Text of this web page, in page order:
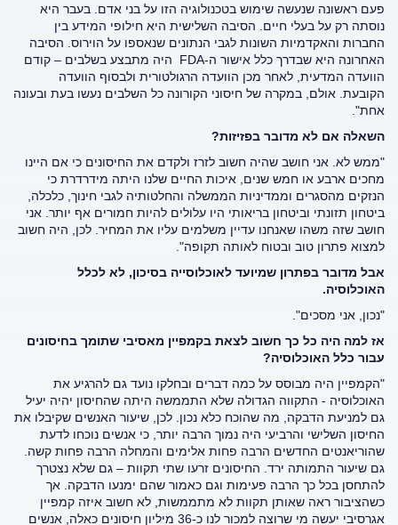
פעם ראשונה שנעשה שימוש בטכנולוגיה הזו על בני אדם. בעבר היא
נוסתה רק על בעלי חיים. הסיבה השלישית היא חילופי המידע בין
החברות והאקדמיות השונות לגבי הנתונים שנאספו על הוירוס. הסיבה
האחרונה היא שבדרך כלל אישור ה-FDA היה מתבצע בשלבים – קודם
הוועדה המדעית, לאחר מכן הוועדה הרגולטורית ולבסוף הוועדה
הקובעת. אולם, במקרה של חיסוני הקורונה כל השלבים נעשו בעת ובעונה
אחת".
השאלה אם לא מדובר בפזיזות?
"ממש לא. אני חושב שהיה חשוב לזרז ולקדם את החיסונים כי אם היינו
מחכים ארבע או חמש שנים, איכות החיים שלנו היתה מידרדרת כי
הנזקים מהסגרים וממדיניות הממשלה והחלטותיה לגבי חינוך, כלכלה,
ביטחון תזונתי וביטחון בריאותי היו עלולים להיות חמורים אף יותר. אני
חושב שזה משהו שאנחנו עדיין משלמים עליו את המחיר. לכן, היה חשוב
למצוא פתרון טוב ובטוח לאותה תקופה".
אבל מדובר בפתרון שמיועד לאוכלוסייה בסיכון, לא לכלל
האוכלוסיה.
"נכון, אני מסכים".
אז למה היה כל כך חשוב לצאת בקמפיין מאסיבי שתומך בחיסונים
עבור כלל האוכלוסיה?
"הקמפיין היה מבוסס על כמה דברים ובחלקו נועד גם להרגיע את
האוכלוסיה - התקווה הגדולה שלא התממשה היתה שהחיסון יהיה יעיל
גם למניעת הדבקה, מה שהוכח כלא נכון. לכן, שיעור האנשים שקיבלו את
החיסון השלישי והרביעי היה נמוך הרבה יותר, כי אנשים נוכחו לדעת
שהוריאנטים החדשים הרבה פחות אלימים והמחלה הרבה פחות קשה.
גם שיעור התמותה ירד. החיסונים זרעו שתי תקוות – גם שלא נצטרך
להתחסן בכל כך הרבה פעימות וגם כאמור שהם ימנעו הדבקה. אך
כשהציבור ראה שאותן תקוות לא מתממשות, לא חשוב איזה קמפיין
אגרסיבי יעשה מי שרוצה למכור לנו כ-36 מיליון חיסונים כאלה, אנשים